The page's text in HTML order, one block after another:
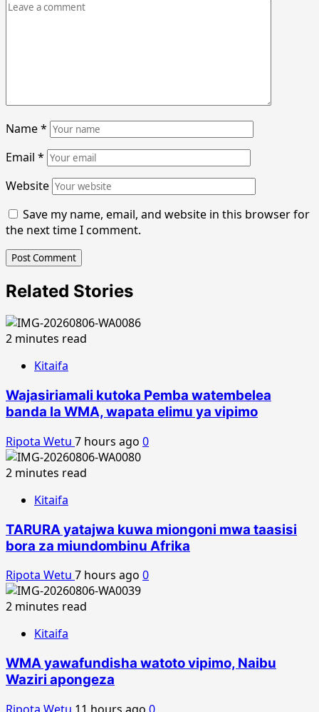
Name*
Email *
Website
Save my name, email, and website in this browser for
the next time I comment.
Related Stories
2 minutes read
Kitaifa
Wajasiriamali kutoka Pemba watembelea
banda la WMA, wapata elimu ya vipimo
Ripota Wetu 7 hours ago 0
2 minutes read
Kitaifa
TARURA yatajwa kuwa miongoni mwa taasisi
bora za miundombinu Afrika
Ripota Wetu 7 hours ago 0
2 minutes read
Kitaifa
WMA yawafundisha watoto vipimo, Naibu
Waziri apongeza